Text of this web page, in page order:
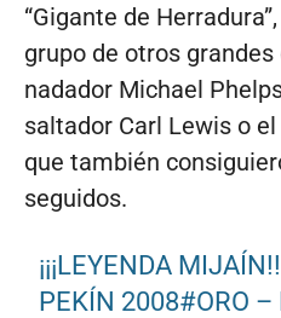
“Gigante de
grupo de otros
nadador Michael
saltador Carl Lewis o
que también
seguidos.
¡¡¡LEYENDA
PEKÍN 2008#ORO –